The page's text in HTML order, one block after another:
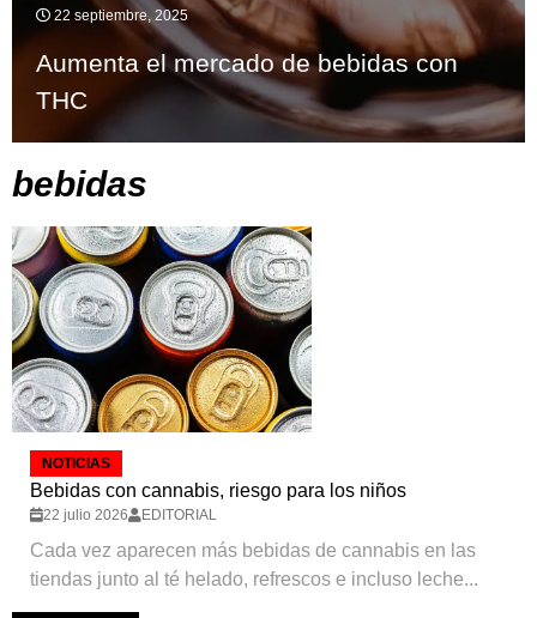
22 septiembre, 2025
Aumenta el mercado de bebidas con
THC
bebidas
NOTICIAS
Bebidas con cannabis, riesgo para los niños
22 julio 2026 EDITORIAL
Cada vez aparecen más bebidas de cannabis en las
tiendas junto al té helado, refrescos e incluso leche...